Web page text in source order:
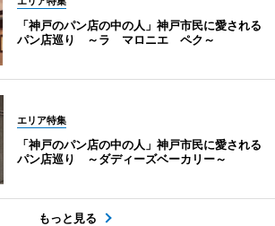
「神戸のパン店の中の人」神戸市民に愛される
パン店巡り ～ラ マロニエ ペク～
エリア特集
「神戸のパン店の中の人」神戸市民に愛される
パン店巡り ～ダディーズベーカリー～
もっと見る